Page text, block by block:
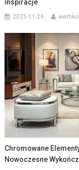
Inspiracje
2025-11-29
Chromowane
Nowoczesne